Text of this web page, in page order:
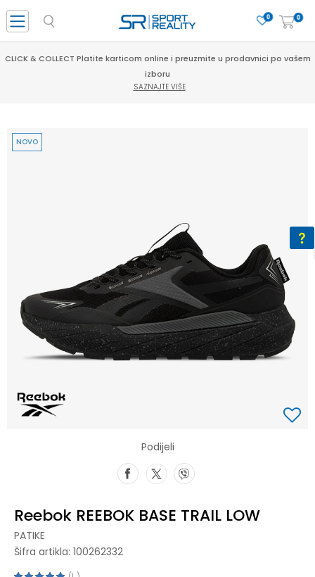
0
0
CLICK & COLLECT Platite karticom online i preuzmite u prodavnici po vašem
izboru
SAZNAJTE VIŠE
NOVO
Podijeli
Reebok REEBOK BASE TRAIL LOW
PATIKE
Šifra artikla: 100262332